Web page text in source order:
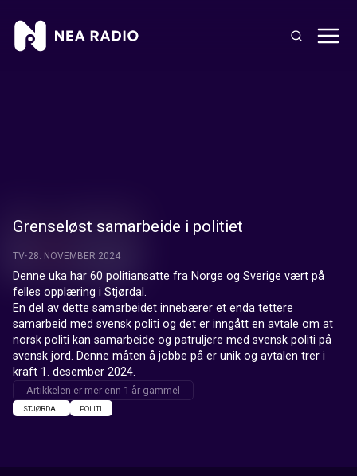
Grenseløst samarbeide i politiet
TV 28. NOVEMBER 2024
Denne uka har 60 politiansatte fra Norge og Sverige vært på
felles opplæring i Stjørdal.
En del av dette samarbeidet innebærer et enda tettere
samarbeid med svensk politi og det er inngått en avtale om at
norsk politi kan samarbeide og patruljere med svensk politi på
svensk jord. Denne måten å jobbe på er unik og avtalen trer i
kraft 1. desember 2024.
Artikkelen er mer enn 1 år gammel
STJØRDAL POLITI